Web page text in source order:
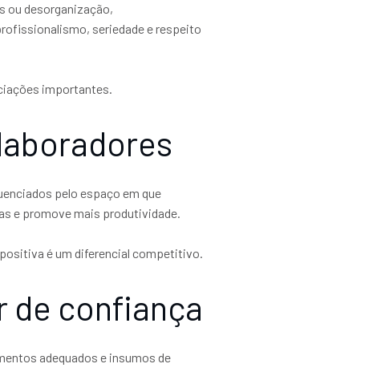
ou desorganização,
seriedade e respeito
importantes.
pelo espaço em que
e promove mais produtividade.
é um diferencial competitivo.
de confiança
adequados e insumos de